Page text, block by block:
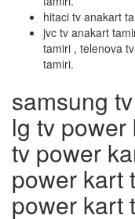
hitaci tv anakart
jvc tv anakart
tamiri , telenova
tamiri.
samsung
lg tv
tv power
power kart
power kart